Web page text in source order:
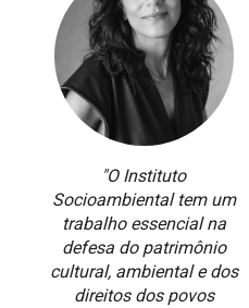
"O Instituto
Socioambiental tem um
trabalho essencial na
defesa do patrimônio
cultural, ambiental e dos
direitos dos povos